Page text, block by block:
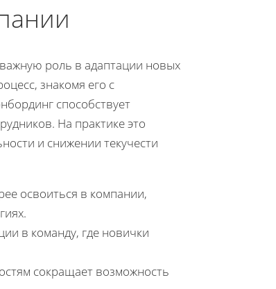
роль в адаптации новых
знакомя его с
способствует
На практике это
и снижении текучести
освоиться в компании,
в команду, где новички
сокращает возможность